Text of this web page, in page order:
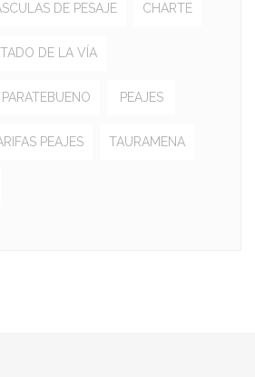
DE PESAJE CHARTE
DE LA VÍA
PARATEBUENO PEAJES
PEAJES TAURAMENA